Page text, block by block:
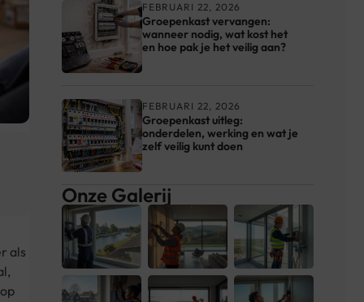
als
FEBRUARI 22, 2026
Groepenkast vervangen:
wanneer nodig, wat kost het
en hoe pak je het veilig aan?
FEBRUARI 22, 2026
Groepenkast uitleg:
onderdelen, werking en wat je
zelf veilig kunt doen
Onze Galerij